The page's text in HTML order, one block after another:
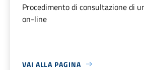
Procedimento di consultazione di
on-line
VAI ALLA PAGINA